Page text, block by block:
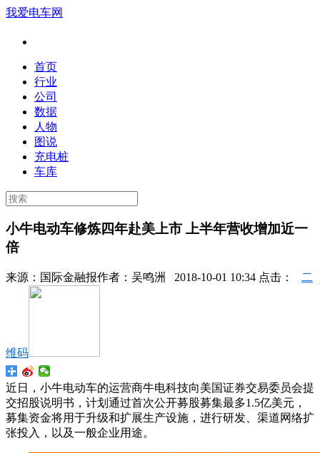
我爱电车网
首页
行业
公司
数据
人物
图说
充电桩
车库
小牛电动车修炼四年赴美上市 上半年营收增加近一
倍
来源： 国际金融报作者： 吴鸣洲 2018-10-01 10:34 点击： 二
维码
近日，小牛电动车的运营商牛电科技向美国证券交易委员会提
交招股说明书，计划通过首次公开募股募集最多1.5亿美元，
募集资金将用于升级和扩展生产设施，进行研发、渠道网络扩
张投入，以及一般企业用途。